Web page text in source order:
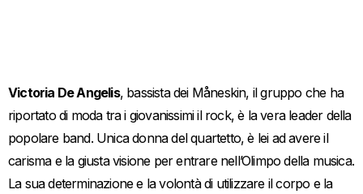
Victoria De Angelis, bassista dei Måneskin, il gruppo che ha
riportato di moda tra i giovanissimi il rock, è la vera leader della
popolare band. Unica donna del quartetto, è lei ad avere il
carisma e la giusta visione per entrare nell’Olimpo della musica.
La sua determinazione e la volontà di utilizzare il corpo e la